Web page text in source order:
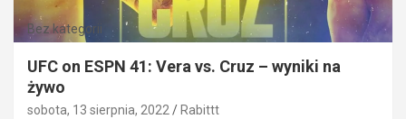
Bez kategorii
UFC on ESPN 41: Vera vs. Cruz – wyniki na
żywo
sobota, 13 sierpnia, 2022 Rabittt